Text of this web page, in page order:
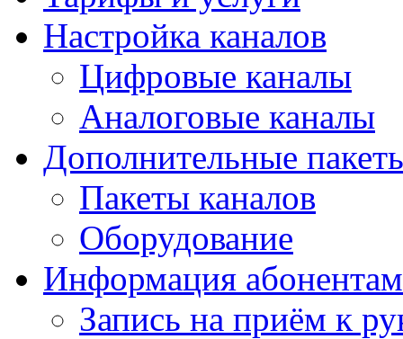
Настройка каналов
Цифровые каналы
Аналоговые каналы
Дополнительные
Пакеты каналов
Оборудование
Информация абонентам
Запись на приём к